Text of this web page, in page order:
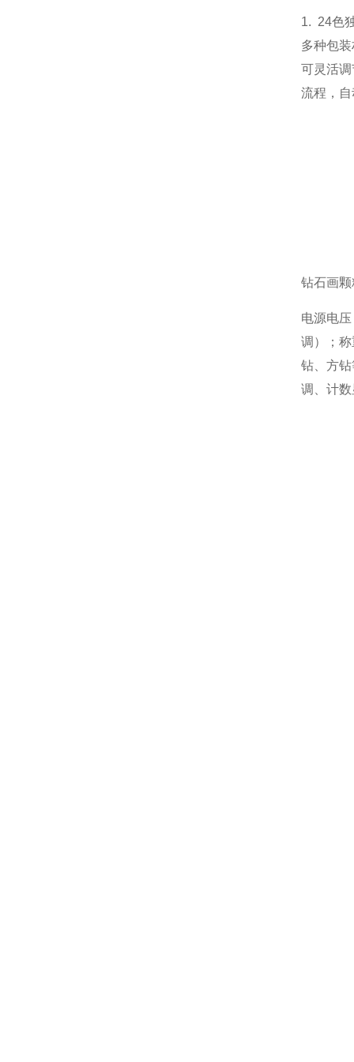
1. 24色
多种包
可灵活
流程，
钻石画
电源电
调）；
钻、方
调、计